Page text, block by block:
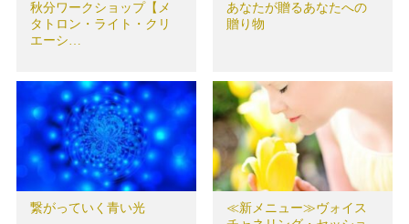
秋分ワークショップ【メ
タトロン・ライト・クリ
エーシ…
あなたが贈るあなたへの
贈り物
繋がっていく青い光
≪新メニュー≫ヴォイス